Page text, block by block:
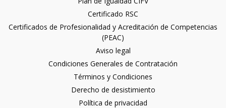
Certificado RSC
Certificados de Profesionalidad y Acreditación de Competencias
(PEAC)
Aviso legal
Condiciones Generales de Contratación
Términos y Condiciones
Derecho de desistimiento
Política de privacidad